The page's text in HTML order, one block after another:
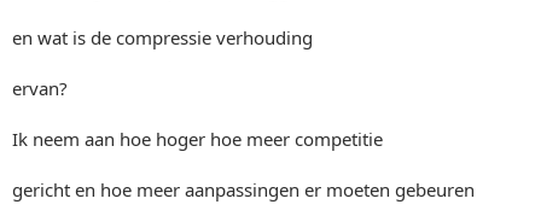
en wat is de compressie verhouding
ervan?
Ik neem aan hoe hoger hoe meer competitie
gericht en hoe meer aanpassingen er moeten gebeuren